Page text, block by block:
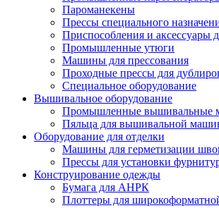
Пароманекены
Прессы специального
Приспособления и аксессуары
Промышленные утюги
Машины для прессования
Проходные прессы для
Специальное оборудование
Вышивальное оборудование
Промышленные вышивальные
Пяльца для вышивальной
Оборудование для отделки
Машины для герметизации
Прессы для установки
Конструирование одежды
Бумага для АНРК
Плоттеры для